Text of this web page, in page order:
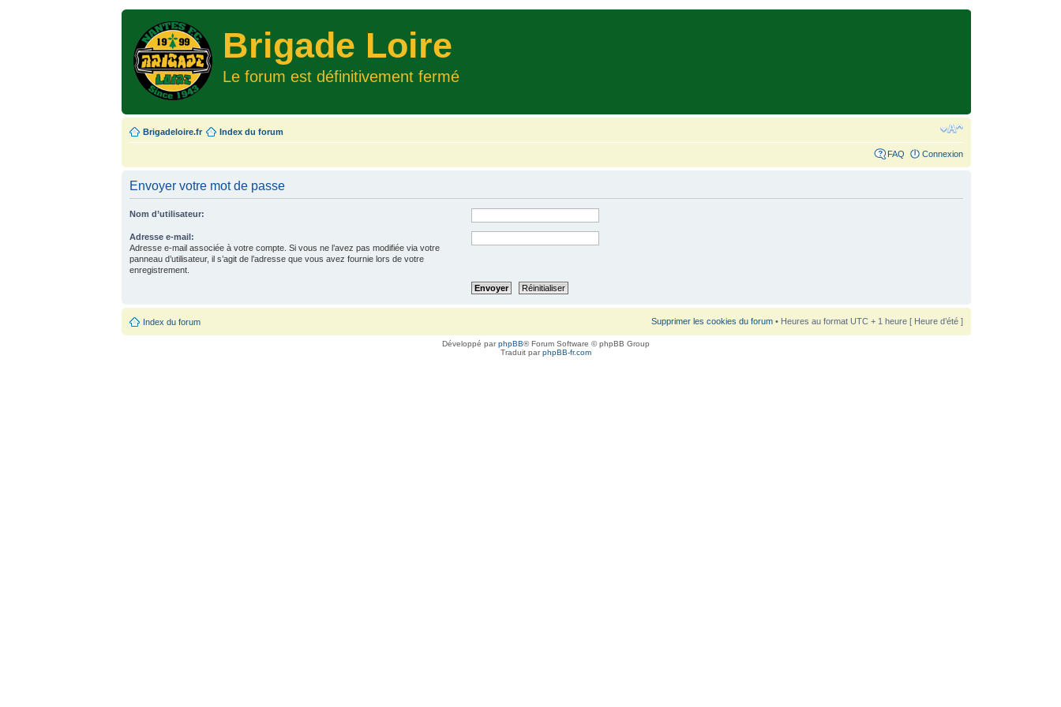
Brigade Loire
Le forum est définitivement fermé
Brigadeloire.fr Index du forum
FAQ Connexion
Envoyer votre mot de passe
Nom d’utilisateur:
Adresse e-mail:
Adresse e-mail associée à votre compte. Si vous ne l’avez pas modifiée via votre
panneau d’utilisateur, il s’agit de l’adresse que vous avez fournie lors de votre
enregistrement.
Index du forum Supprimer les cookies du forum• Heures au format UTC + 1 heure [ Heure d’été ]
Développé parphpBB® Forum Software © phpBB Group
Traduit parphpBB-fr.com